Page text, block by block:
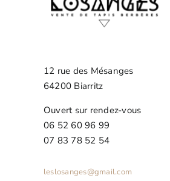
12 rue des Mésanges
64200 Biarritz
Ouvert sur rendez-vous
06 52 60 96 99
07 83 78 52 54
leslosanges@gmail.com